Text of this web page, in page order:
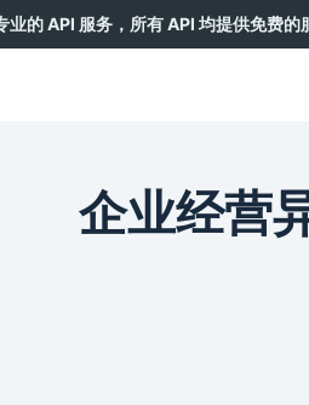
的 API 服务，所有 API 均提供免费的
企业经营